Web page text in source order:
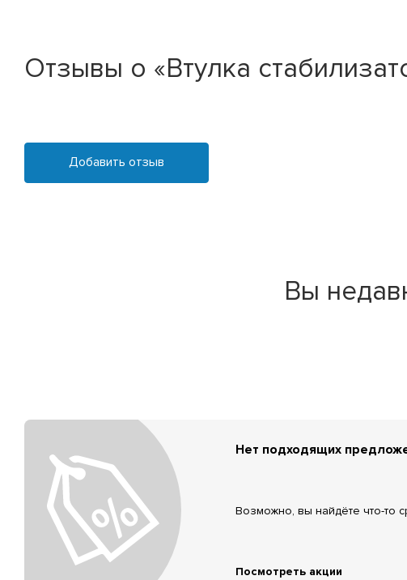
Отзывы о «Втулка
Добавить отзыв
Вы
Нет подходящих
Возможно, вы найдёте что-то
Посмотреть акции